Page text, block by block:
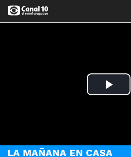
Play
LA MAÑANA EN CASA